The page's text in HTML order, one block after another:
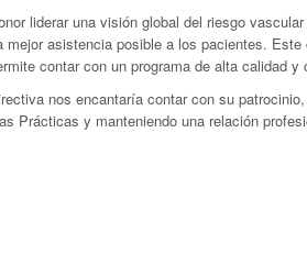
liderar una visión global del riesgo
asistencia posible a los pacientes.
contar con un programa de alta calidad y
nos encantaría contar con su
Prácticas y manteniendo una relación